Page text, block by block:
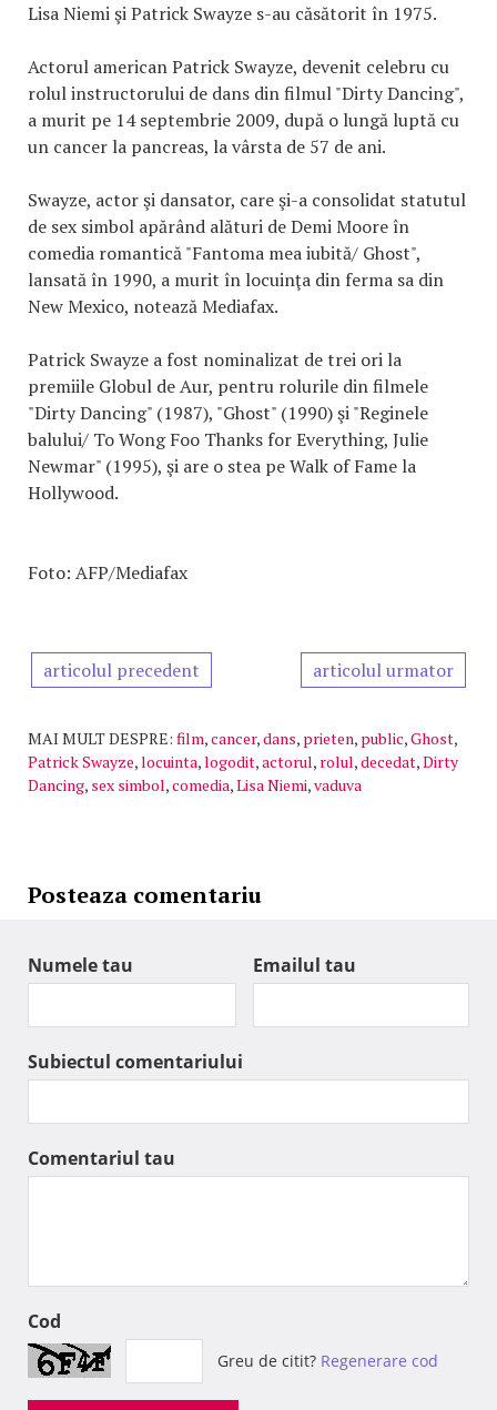
Lisa Niemi şi Patrick Swayze s-au căsătorit în 1975.
Actorul american Patrick Swayze, devenit celebru cu
rolul instructorului de dans din filmul "Dirty Dancing",
a murit pe 14 septembrie 2009, după o lungă luptă cu
un cancer la pancreas, la vârsta de 57 de ani.
Swayze, actor şi dansator, care şi-a consolidat statutul
de sex simbol apărând alături de Demi Moore în
comedia romantică "Fantoma mea iubită/ Ghost",
lansată în 1990, a murit în locuinţa din ferma sa din
New Mexico, notează Mediafax.
Patrick Swayze a fost nominalizat de trei ori la
premiile Globul de Aur, pentru rolurile din filmele
"Dirty Dancing" (1987), "Ghost" (1990) şi "Reginele
balului/ To Wong Foo Thanks for Everything, Julie
Newmar" (1995), şi are o stea pe Walk of Fame la
Hollywood.
Foto: AFP/Mediafax
articolul precedent articolul urmator
MAI MULT DESPRE: film,cancer,dans, prieten, public,Ghost,
Patrick Swayze,locuinta,logodit,actorul, rolul,decedat,Dirty
Dancing, sex simbol,comedia,Lisa Niemi,vaduva
Posteaza comentariu
Numele tau Emailul tau
Subiectul comentariului
Comentariul tau
Cod
Greu de citit? Regenerare cod